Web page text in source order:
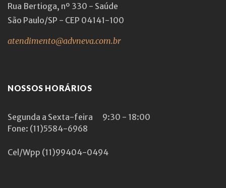
Rua Bertioga, nº 330 - Saúde
São Paulo/SP - CEP 04141-100
atendimento@advneva.com.br
NOSSOS HORÁRIOS
Segunda a Sexta-feira
9:30 - 18:00
Fone: (11)5584-6968
Cel/Wpp (11)99404-0494